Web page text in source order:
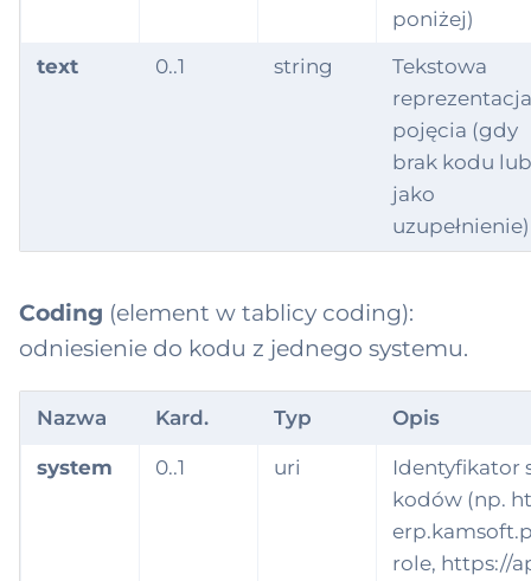
poniżej)
text
0..1 string
Tekstowa
reprezentacja
pojęcia (gdy
brak kodu lub
jako
uzupełnienie)
Coding (element w tablicy coding):
odniesienie do kodu z jednego systemu.
Nazwa Kard. Typ Opis
system 0..1 uri
Identyfikator
kodów (np.
role, https://